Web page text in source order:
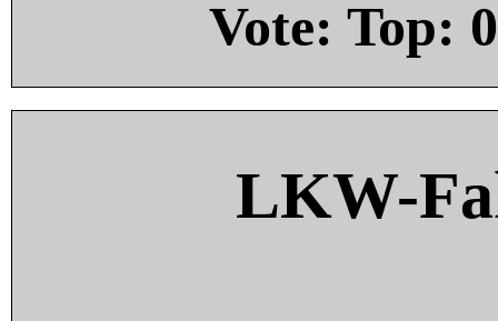
Vote: Top: 0
LKW-